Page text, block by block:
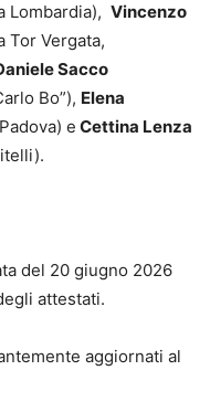
Lombardia), Vincenzo
Tor Vergata,
Sacco
Bo”), Elena
e Cettina Lenza
.
del 20 giugno 2026
attestati.
aggiornati al